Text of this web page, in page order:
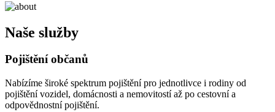
Naše služby
Pojištění občanů
Nabízíme široké spektrum pojištění pro jednotlivce i rodiny od
pojištění vozidel, domácnosti a nemovitostí až po cestovní a
odpovědnostní pojištění.